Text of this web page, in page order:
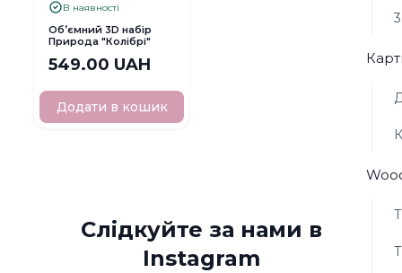
В наявності
Обʼємний 3D набір
Природа "Колібрі"
549.00 UAH
Додати в кошик
Слідкуйте за нами в
Instagram